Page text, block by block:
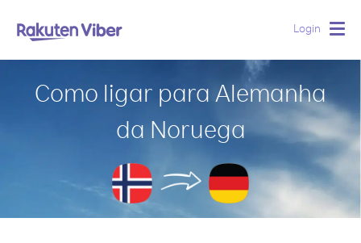
Login
Como ligar para Alemanha
da Noruega